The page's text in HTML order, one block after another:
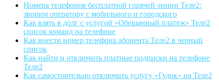
Номера телефонов бесплатной горячей линии Теле2:
звоним оператору с мобильного и городского
Как взять в долг с услугой «Обещанный платеж» Теле2
список команд на телефоне
Как внести номер телефона абонента Теле2 в черный
список
Как найти и отключить платные подписки на телефоне
Теле2
Как самостоятельно отключить услугу «Гудок» на Теле2